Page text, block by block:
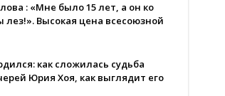
: «Мне было 15 лет, а он ко
лез!». Высокая цена всесоюзной
как сложилась судьба
Юрия Хоя, как выглядит его